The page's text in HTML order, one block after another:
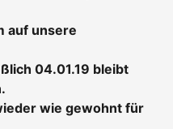
auf unsere
04.01.19 bleibt
wie gewohnt für